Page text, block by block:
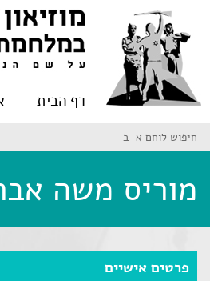
דף הבית
חיפוש לוחם א-ב
מוריס משה
פרטים אישיים